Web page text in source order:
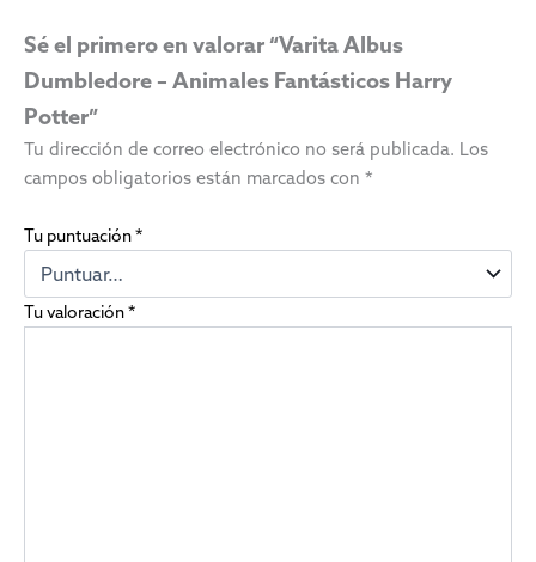
Sé el primero en valorar “Varita Albus
Dumbledore – Animales Fantásticos Harry
Potter”
Tu dirección de correo electrónico no será publicada. Los
campos obligatorios están marcados con *
Tu puntuación*
Tu valoración*